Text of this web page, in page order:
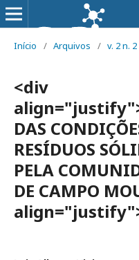
Início / Arquivos / v. 2 n.
<div
DAS
RESÍDUOS
PELA
DE CAMPO